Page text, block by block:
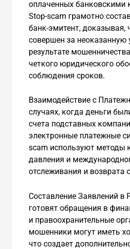
оплаченных банковскими
Stop-scam грамотно
банк-эмитент, доказывая,
совершен за неоказанную
результате
четкого юридического
соблюдения сроков.
Взаимодействие с
случаях, когда деньги
счета подставных
электронные платежные
scam используют методы
давления и
отслеживания и возврата
Составление Заявлений в
готовят обращения в
и правоохранительные
мошенники могут иметь
что создает